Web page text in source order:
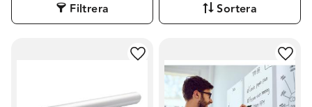
Filtrera Sortera
Lägg till i favoriter